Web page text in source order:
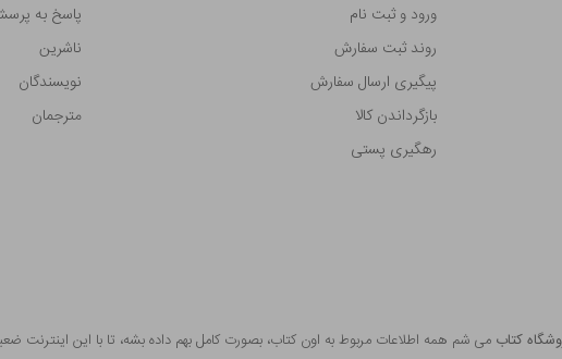
ورود و ثبت نام
روند ثبت سفارش
پیگیری ارسال سفارش
بازگرداندن کالا
رهگیری پستی
پاسخ به
ناشرین
نویسندگان
مترجمان
کتاب می شم همه اطلاعات مربوط به اون کتاب، بصورت کامل بهم داده بشه، تا با این اینترنت